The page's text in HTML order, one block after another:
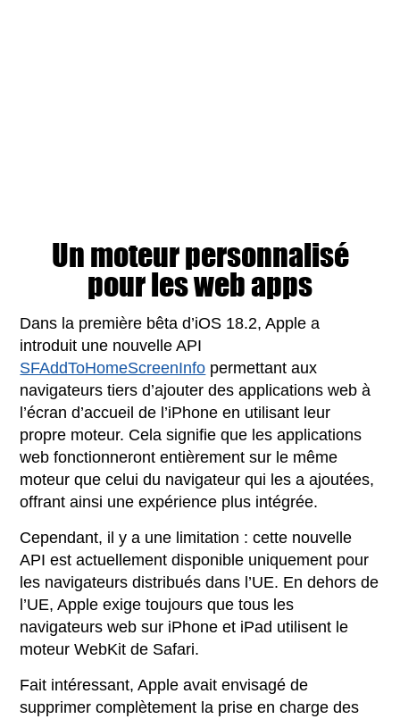
Un moteur personnalisé
pour les web apps
Dans la première bêta d’iOS 18.2, Apple a
introduit une nouvelle API
SFAddToHomeScreenInfo permettant aux
navigateurs tiers d’ajouter des applications web à
l’écran d’accueil de l’iPhone en utilisant leur
propre moteur. Cela signifie que les applications
web fonctionneront entièrement sur le même
moteur que celui du navigateur qui les a ajoutées,
offrant ainsi une expérience plus intégrée.
Cependant, il y a une limitation : cette nouvelle
API est actuellement disponible uniquement pour
les navigateurs distribués dans l’UE. En dehors de
l’UE, Apple exige toujours que tous les
navigateurs web sur iPhone et iPad utilisent le
moteur WebKit de Safari.
Fait intéressant, Apple avait envisagé de
supprimer complètement la prise en charge des